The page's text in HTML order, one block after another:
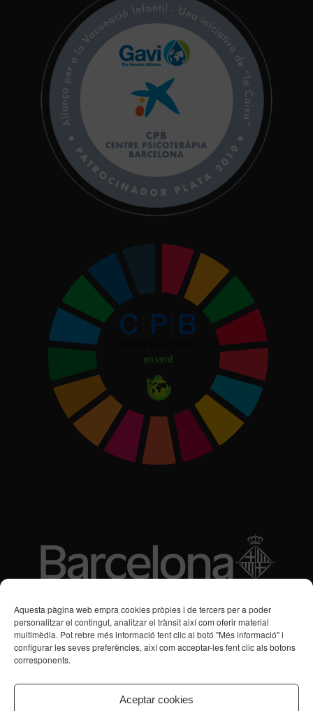
Aquesta pàgina web empra cookies pròpies i de tercers per a poder
personalitzar el contingut, analitzar el trànsit així com oferir material
multimèdia. Pot rebre més informació fent clic al botó "Més informació" i
configurar les seves preferències, així com acceptar-les fent clic als botons
corresponents.
Aceptar cookies
Subvencions des de 2016
Programa de Vacances/Suport Respir Familiar
Transtorns de Salut Mental